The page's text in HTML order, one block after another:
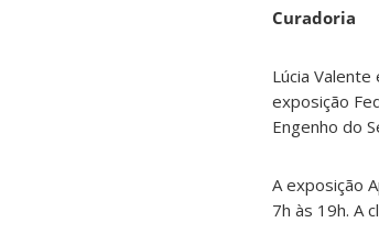
Curadoria
Lúcia
exposição
Engenho do
A exposição
7h às 19h. A